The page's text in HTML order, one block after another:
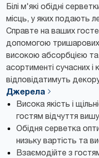
Білі м'які обідні
місць, у яких подають
Справте на ваших
допомогою тришарових
високою абсорбцією
асортименті сучасних і
відповідатимуть
Джерела
Висока якість і
гостям відчуття
Обідня серветка
низьку вартість та
Взаємодійте з